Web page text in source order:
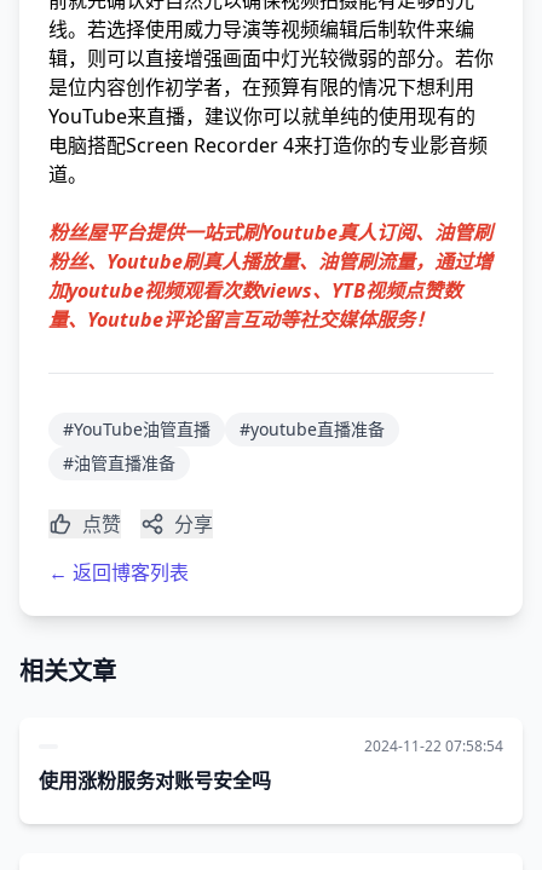
线。若选择使用威力导演等视频编辑后制软件来编
辑，则可以直接增强画面中灯光较微弱的部分。若你
是位内容创作初学者，在预算有限的情况下想利用
YouTube来直播，建议你可以就单纯的使用现有的
电脑搭配Screen Recorder 4来打造你的专业影音频
道。
粉丝屋平台提供一站式刷Youtube真人订阅、 油管刷
粉丝、Youtube刷真人播放量、油管刷流量，通过增
加youtube视频观看次数views、YTB视频点赞数
量、Youtube评论留言互动等社交媒体服务！
#YouTube油管直播
#youtube直播准备
#油管直播准备
点赞
分享
← 返回博客列表
相关文章
2024-11-22 07:58:54
使用涨粉服务对账号安全吗